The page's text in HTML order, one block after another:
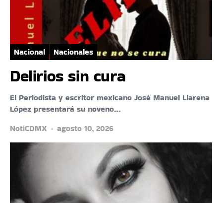
Nacional Nacionales
Delirios sin cura
El Periodista y escritor mexicano José Manuel Llarena
López presentará su noveno…
NotiCDMX
agosto 10, 2026